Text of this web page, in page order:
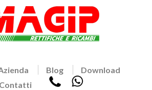
Blog
Download
Contatti